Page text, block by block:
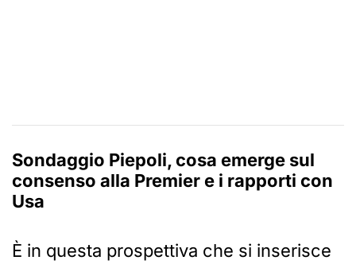
Sondaggio Piepoli, cosa emerge sul
consenso alla Premier e i rapporti con
Usa
È in questa prospettiva che si inserisce